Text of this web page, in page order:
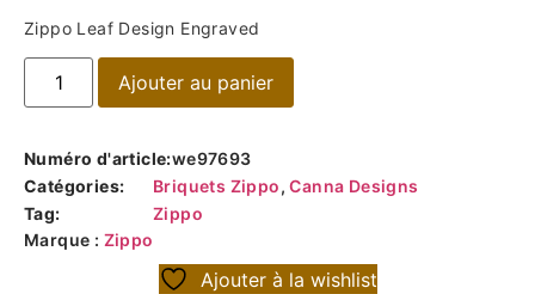
Zippo Leaf Design Engraved
Ajouter au panier
Numéro d'article:we97693
Catégories:
Briquets Zippo,Canna Designs
Tag:
Zippo
Marque : Zippo
Ajouter à la wishlist